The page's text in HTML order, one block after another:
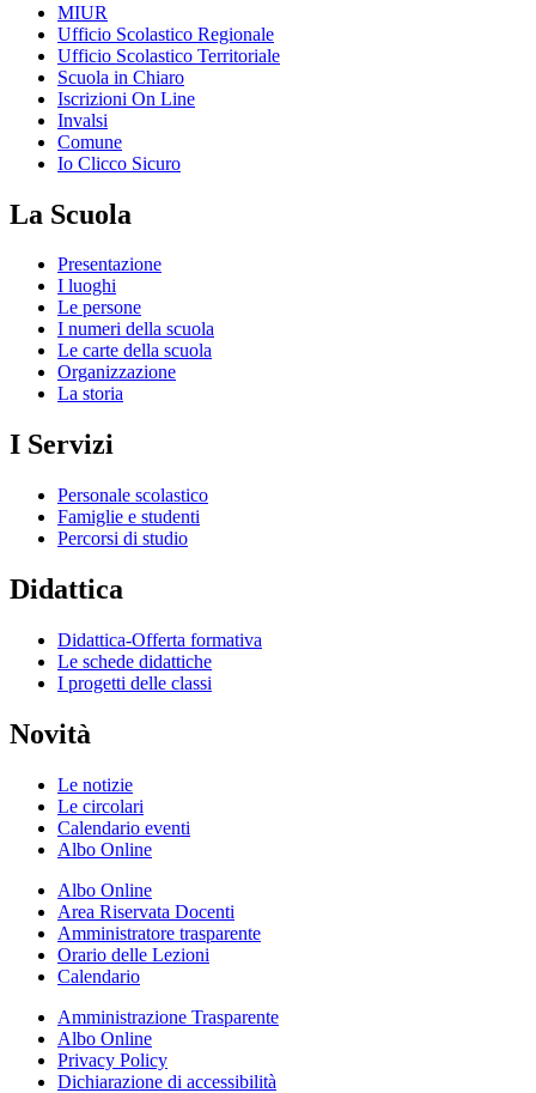
MIUR
Ufficio Scolastico Regionale
Ufficio Scolastico Territoriale
Scuola in Chiaro
Iscrizioni On Line
Invalsi
Comune
Io Clicco Sicuro
La Scuola
Presentazione
I luoghi
Le persone
I numeri della scuola
Le carte della scuola
Organizzazione
La storia
I Servizi
Personale scolastico
Famiglie e studenti
Percorsi di studio
Didattica
Didattica-Offerta formativa
Le schede didattiche
I progetti delle classi
Novità
Le notizie
Le circolari
Calendario eventi
Albo Online
Albo Online
Area Riservata Docenti
Amministratore trasparente
Orario delle Lezioni
Calendario
Amministrazione Trasparente
Albo Online
Privacy Policy
Dichiarazione di accessibilità